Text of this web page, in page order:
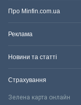
Про Minfin.com.ua
Реклама
Новини та статті
Страхування
Зелена карта онлайн